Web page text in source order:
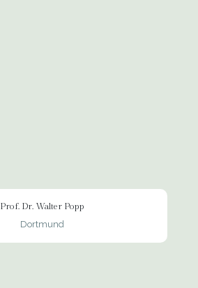
Prof. Dr. Walter Popp
Dortmund